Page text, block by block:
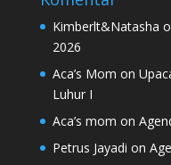
Kimberlt&Natasha
2026
Aca’s Mom on
Luhur I
Aca’s mom on
Petrus Jayadi on